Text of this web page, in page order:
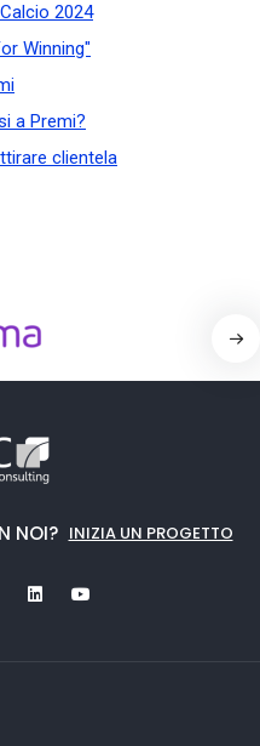
2024
Winning"
a Premi?
clientela
NOI? INIZIA UN PROGETTO